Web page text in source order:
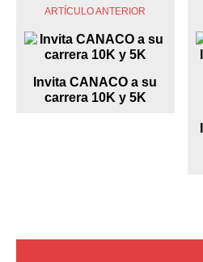
ARTÍCULO ANTERIOR
Invita CANACO a su
carrera 10K y 5K